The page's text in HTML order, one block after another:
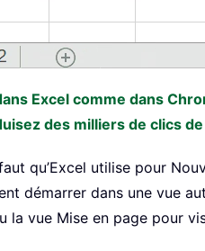
Excel comme dans
des milliers de clics
qu’Excel utilise pour
démarrer dans une vue
la vue Mise en page pour